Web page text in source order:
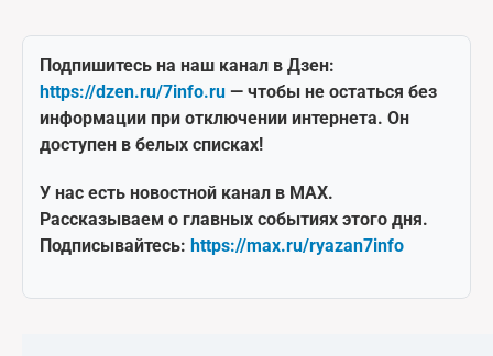
Подпишитесь на наш канал в Дзен:
https://dzen.ru/7info.ru — чтобы не остаться без
информации при отключении интернета. Он
доступен в белых списках!
У нас есть новостной канал в MAX.
Рассказываем о главных событиях этого дня.
Подписывайтесь: https://max.ru/ryazan7info